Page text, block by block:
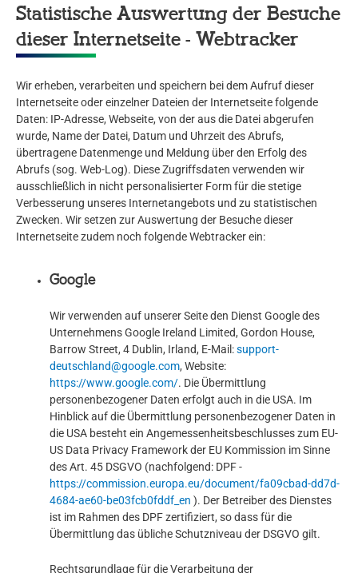
Statistische Auswertung der Besuche
dieser Internetseite - Webtracker
Wir erheben, verarbeiten und speichern bei dem Aufruf dieser
Internetseite oder einzelner Dateien der Internetseite folgende
Daten: IP-Adresse, Webseite, von der aus die Datei abgerufen
wurde, Name der Datei, Datum und Uhrzeit des Abrufs,
übertragene Datenmenge und Meldung über den Erfolg des
Abrufs (sog. Web-Log). Diese Zugriffsdaten verwenden wir
ausschließlich in nicht personalisierter Form für die stetige
Verbesserung unseres Internetangebots und zu statistischen
Zwecken. Wir setzen zur Auswertung der Besuche dieser
Internetseite zudem noch folgende Webtracker ein:
Google
Wir verwenden auf unserer Seite den Dienst Google des
Unternehmens Google Ireland Limited, Gordon House,
Barrow Street, 4 Dublin, Irland, E-Mail:support-
deutschland@google.com, Website:
https://www.google.com/. Die Übermittlung
personenbezogener Daten erfolgt auch in die USA. Im
Hinblick auf die Übermittlung personenbezogener Daten in
die USA besteht ein Angemessenheitsbeschlusses zum EU-
US Data Privacy Framework der EU Kommission im Sinne
des Art. 45 DSGVO (nachfolgend: DPF -
https://commission.europa.eu/document/fa09cbad-dd7d-
4684-ae60-be03fcb0fddf_en ). Der Betreiber des Dienstes
ist im Rahmen des DPF zertifiziert, so dass für die
Übermittlung das übliche Schutzniveau der DSGVO gilt.
Rechtsgrundlage für die Verarbeitung der